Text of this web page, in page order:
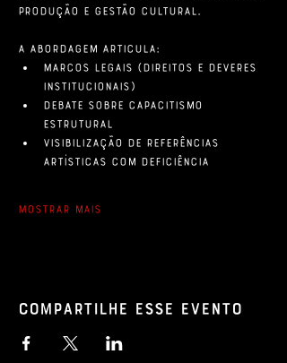
produção e gestão cultural.
A abordagem articula:
Marcos legais (direitos e deveres
institucionais)
Debate sobre capacitismo
estrutural
Visibilização de referências
artísticas com deficiência
Mostrar mais
Compartilhe esse evento